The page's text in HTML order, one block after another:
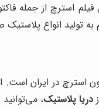
استرچ از جمله
تولید انواع
استرچ در ایران
دریا پلاستیک،